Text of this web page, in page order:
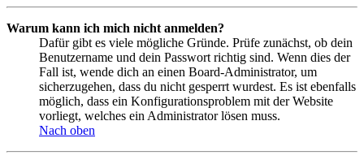
Warum kann ich mich nicht anmelden?
Dafür gibt es viele mögliche Gründe. Prüfe zunächst, ob dein
Benutzername und dein Passwort richtig sind. Wenn dies der
Fall ist, wende dich an einen Board-Administrator, um
sicherzugehen, dass du nicht gesperrt wurdest. Es ist ebenfalls
möglich, dass ein Konfigurationsproblem mit der Website
vorliegt, welches ein Administrator lösen muss.
Nach oben